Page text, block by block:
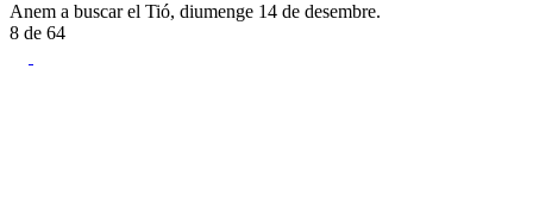
Anem a buscar el Tió, diumenge 14 de desembre.
8 de 64